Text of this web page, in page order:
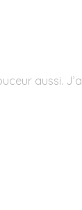
aussi.